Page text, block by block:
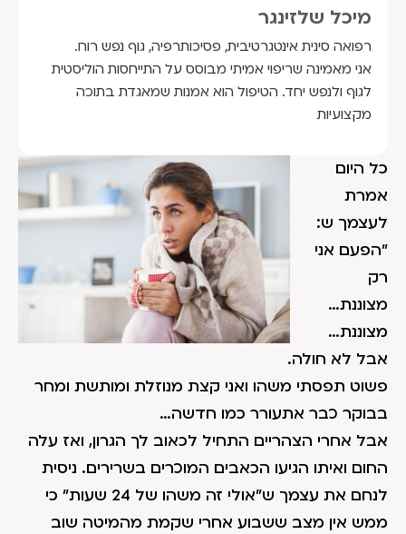
מיכל שלזינגר
רפואה סינית אינטגרטיבית, פסיכותרפיה, גוף נפש רוח.
אני מאמינה שריפוי אמיתי מבוסס על התייחסות הוליסטית
לגוף ולנפש יחד. הטיפול הוא אמנות שמאגדת בתוכה
מקצועיות
כל היום
אמרת
לעצמך ש:
"הפעם אני
רק
מצוננת…
מצוננת…
אבל לא חולה.
פשוט תפסתי משהו ואני קצת מנוזלת ומותשת ומחר
בבוקר כבר אתעורר כמו חדשה…
אבל אחרי הצהריים התחיל לכאוב לך הגרון, ואז עלה
החום ואיתו הגיעו הכאבים המוכרים בשרירים. ניסית
לנחם את עצמך ש"אולי זה משהו של 24 שעות" כי
ממש אין מצב ששבוע אחרי שקמת מהמיטה שוב